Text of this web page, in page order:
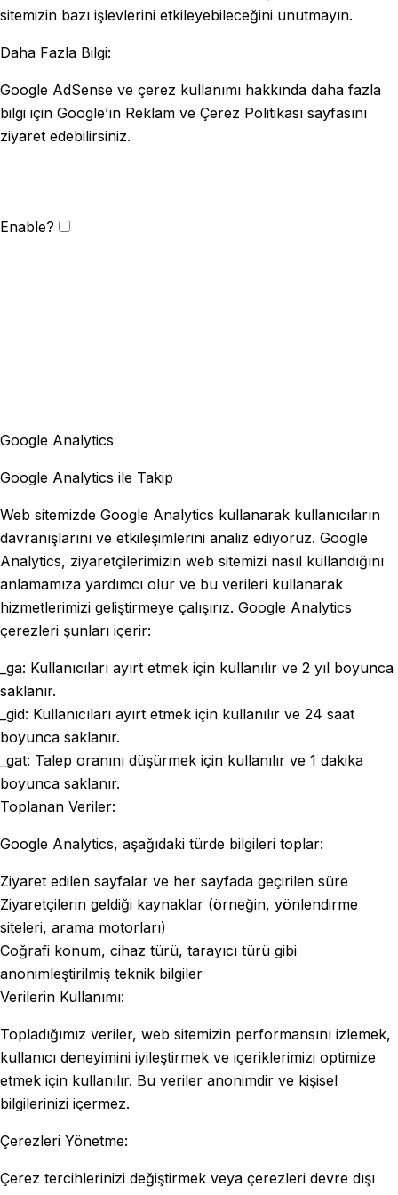
sitemizin bazı işlevlerini etkileyebileceğini unutmayın.
Daha Fazla Bilgi:
Google AdSense ve çerez kullanımı hakkında daha fazla
bilgi için Google’ın Reklam ve Çerez Politikası sayfasını
ziyaret edebilirsiniz.
Enable?
Google Analytics
Google Analytics ile Takip
Web sitemizde Google Analytics kullanarak kullanıcıların
davranışlarını ve etkileşimlerini analiz ediyoruz. Google
Analytics, ziyaretçilerimizin web sitemizi nasıl kullandığını
anlamamıza yardımcı olur ve bu verileri kullanarak
hizmetlerimizi geliştirmeye çalışırız. Google Analytics
çerezleri şunları içerir:
_ga: Kullanıcıları ayırt etmek için kullanılır ve 2 yıl boyunca
saklanır.
_gid: Kullanıcıları ayırt etmek için kullanılır ve 24 saat
boyunca saklanır.
_gat: Talep oranını düşürmek için kullanılır ve 1 dakika
boyunca saklanır.
Toplanan Veriler:
Google Analytics, aşağıdaki türde bilgileri toplar:
Ziyaret edilen sayfalar ve her sayfada geçirilen süre
Ziyaretçilerin geldiği kaynaklar (örneğin, yönlendirme
siteleri, arama motorları)
Coğrafi konum, cihaz türü, tarayıcı türü gibi
anonimleştirilmiş teknik bilgiler
Verilerin Kullanımı:
Topladığımız veriler, web sitemizin performansını izlemek,
kullanıcı deneyimini iyileştirmek ve içeriklerimizi optimize
etmek için kullanılır. Bu veriler anonimdir ve kişisel
bilgilerinizi içermez.
Çerezleri Yönetme:
Çerez tercihlerinizi değiştirmek veya çerezleri devre dışı